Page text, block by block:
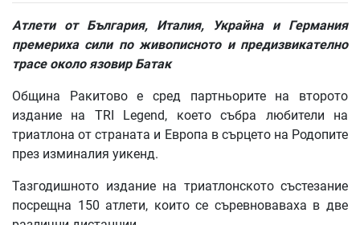
Атлети от България, Италия, Украйна и Германия
премериха сили по живописното и предизвикателно
трасе около язовир Батак
Община Ракитово е сред партньорите на второто
издание на TRI Legend, което събра любители на
триатлона от страната и Европа в сърцето на Родопите
през изминалия уикенд.
Тазгодишното издание на триатлонското състезание
посрещна 150 атлети, които се съревноваваха в две